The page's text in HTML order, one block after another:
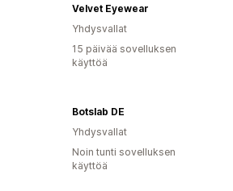
Velvet Eyewear
Yhdysvallat
15 päivää sovelluksen
käyttöä
Botslab DE
Yhdysvallat
Noin tunti sovelluksen
käyttöä